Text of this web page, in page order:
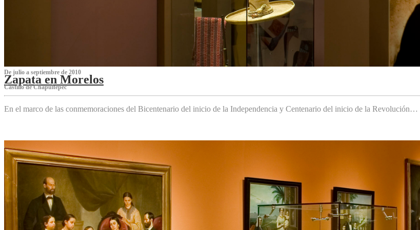
De julio a septiembre de 2010
Zapata en Morelos
Castillo de Chapultepec
En el marco de las conmemoraciones del Bicentenario del inicio de la Independencia y Centenario del inicio de la Revolución…